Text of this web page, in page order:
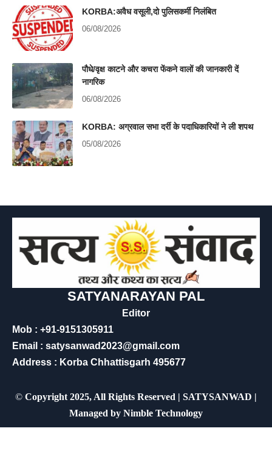
KORBA:अवैध वसूली,दो पुलिसकर्मी निलंबित
06/08/2026
पौधे/वृक्ष काटने और कचरा फेंकने वालों की जानकारी दें
नागरिक
06/08/2026
KORBA: अग्रवाल सभा दर्री के पदाधिकारियों ने ली शपथ
05/08/2026
SATYANARAYAN PAL
Editor
Mob : +91-9151305911
Email : satysanwad2023@gmail.com
Address : Korba Chhattisgarh 495677
© Copyright 2025, All Rights Reserved | SATYSANWAD |
Managed by Nimble Technology